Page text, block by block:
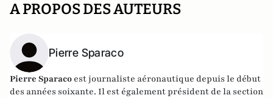
A PROPOS DES AUTEURS
Pierre Sparaco
Pierre Sparaco est journaliste aéronautique depuis le début
des années soixante. Il est également président de la section